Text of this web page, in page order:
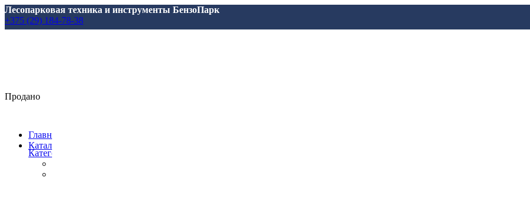
Лесопарковая техника и инструменты БензоПарк
+375 (29) 184-78-38
Главная
Каталог
Категории
Продано